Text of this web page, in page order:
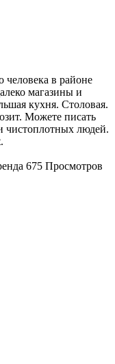
человека в районе
магазины и
кухня. Столовая.
Можете писать
чистоплотных людей.
675 Просмотров